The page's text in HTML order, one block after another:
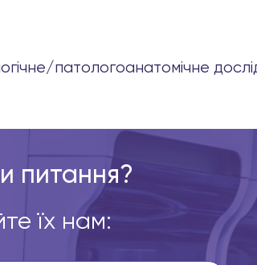
патологоанатомічне
питання?
їх нам: